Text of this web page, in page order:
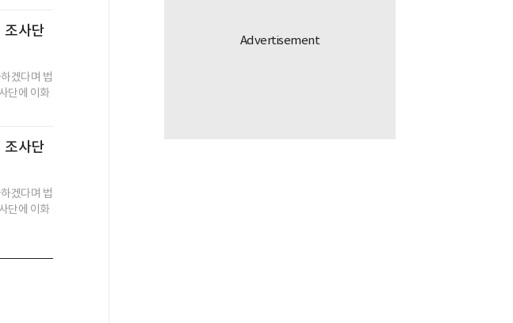
조사단
겠다며 법
단에 이화
조사단
겠다며 법
단에 이화